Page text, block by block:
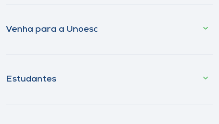
Venha para a Unoesc
Estudantes